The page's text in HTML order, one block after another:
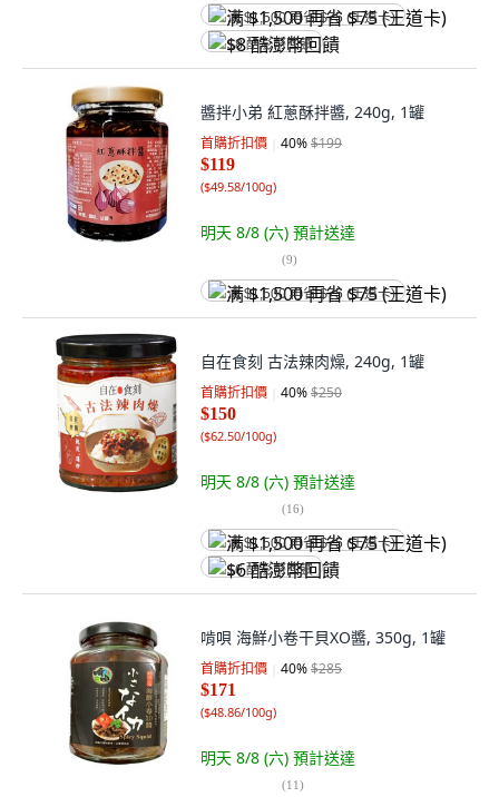
满 $1,500 再省 $75 (王道卡)
$8 酷澎幣回饋
醬拌小弟 紅蔥酥拌醬, 240g, 1罐
首購折扣價 40%$199
$119
($49.58/100g)
明天 8/8 (六) 預計送達
(9)
满 $1,500 再省 $75 (王道卡)
自在食刻 古法辣肉燥, 240g, 1罐
首購折扣價 40%$250
$150
($62.50/100g)
明天 8/8 (六) 預計送達
(16)
满 $1,500 再省 $75 (王道卡)
$6 酷澎幣回饋
啃唄 海鮮小卷干貝XO醬, 350g, 1罐
首購折扣價 40%$285
$171
($48.86/100g)
明天 8/8 (六) 預計送達
(11)